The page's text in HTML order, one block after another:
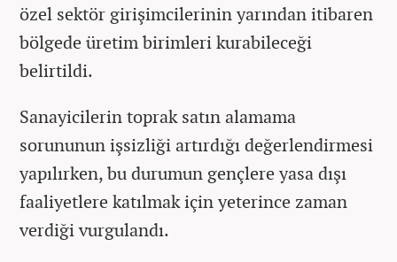
özel sektör girişimcilerinin yarından itibaren
bölgede üretim birimleri kurabileceği
belirtildi.
Sanayicilerin toprak satın alamama
sorununun işsizliği artırdığı değerlendirmesi
yapılırken, bu durumun gençlere yasa dışı
faaliyetlere katılmak için yeterince zaman
verdiği vurgulandı.